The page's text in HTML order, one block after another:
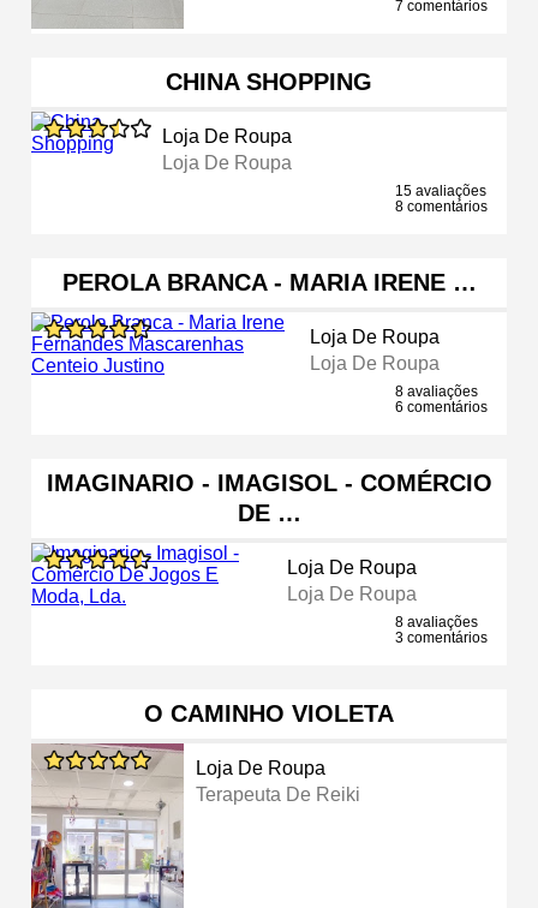
7 comentários
CHINA SHOPPING
Loja De Roupa
Loja De Roupa
15 avaliações
8 comentários
PEROLA BRANCA - MARIA IRENE …
Loja De Roupa
Loja De Roupa
8 avaliações
6 comentários
IMAGINARIO - IMAGISOL - COMÉRCIO
DE …
Loja De Roupa
Loja De Roupa
8 avaliações
3 comentários
O CAMINHO VIOLETA
Loja De Roupa
Terapeuta De Reiki